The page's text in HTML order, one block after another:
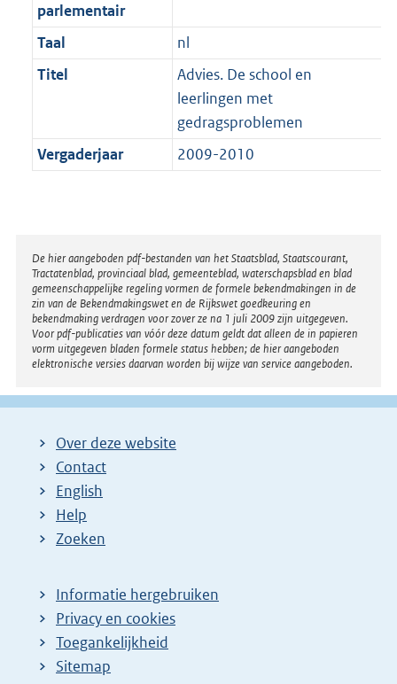
parlementair
Taal
nl
Titel
Advies. De school en
leerlingen met
gedragsproblemen
Vergaderjaar
2009-2010
Disclaimer
De hier aangeboden pdf-bestanden van het Staatsblad, Staatscourant,
Tractatenblad, provinciaal blad, gemeenteblad, waterschapsblad en blad
gemeenschappelijke regeling vormen de formele bekendmakingen in de
zin van de Bekendmakingswet en de Rijkswet goedkeuring en
bekendmaking verdragen voor zover ze na 1 juli 2009 zijn uitgegeven.
Voor pdf-publicaties van vóór deze datum geldt dat alleen de in papieren
vorm uitgegeven bladen formele status hebben; de hier aangeboden
elektronische versies daarvan worden bij wijze van service aangeboden.
Over deze website
Contact
English
Help
Zoeken
Informatie hergebruiken
Privacy en cookies
Toegankelijkheid
Sitemap